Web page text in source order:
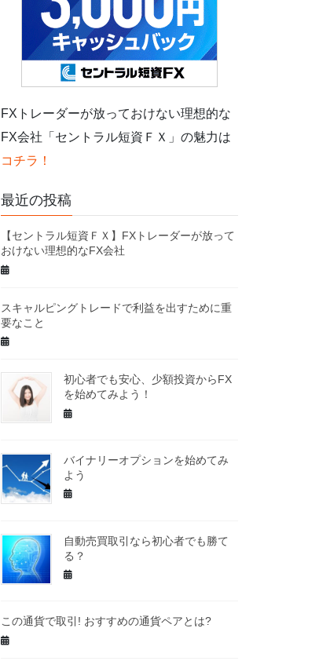
FXトレーダーが放っておけない理想的な
FX会社「セントラル短資ＦＸ」の魅力は
コチラ！
最近の投稿
【セントラル短資ＦＸ】FXトレーダーが放って
おけない理想的なFX会社
スキャルピングトレードで利益を出すために重
要なこと
初心者でも安心、少額投資からFX
を始めてみよう！
バイナリーオプションを始めてみ
よう
自動売買取引なら初心者でも勝て
る？
この通貨で取引! おすすめの通貨ペアとは?